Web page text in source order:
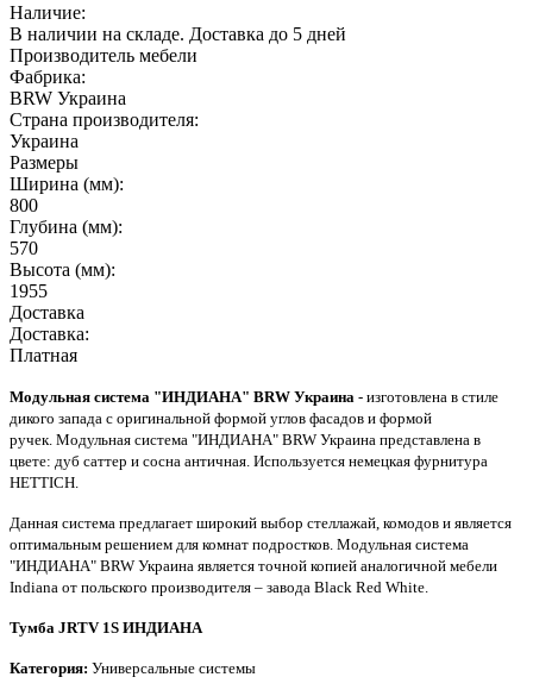
Наличие:
В наличии на складе. Доставка до 5 дней
Производитель мебели
Фабрика:
BRW Украина
Страна производителя:
Украина
Размеры
Ширина (мм):
800
Глубина (мм):
570
Высота (мм):
1955
Доставка
Доставка:
Платная
Модульная система "ИНДИАНА" BRW Украина - изготовлена в стиле
дикого запада с оригинальной формой углов фасадов и формой
ручек Модульная система "ИНДИАНА" BRW Украина представлена в
цвете: дуб саттер и сосна античная. Используется немецкая фурнитура
HETTICH.
Данная система предлагает широкий выбор стеллажай, комодов и является
оптимальным решением для комнат подростков. Модульная система
"ИНДИАНА" BRW Украина является точной копией аналогичной мебели
Indiana от польского производителя – завода Black Red White.
Тумба JRTV 1S ИНДИАНА
Категория: Универсальные системы